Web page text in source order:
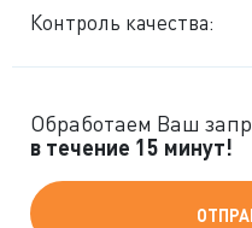
Контроль качества:
Обработаем Ваш
в течение 15 минут!